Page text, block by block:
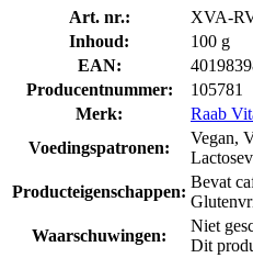
Art. nr.:
XVA-
Inhoud:
100 g
EAN:
Producentnummer:
105781
Merk:
Raab
Voedingspatronen:
Vegan,
Producteigenschappen:
Bevat
Waarschuwingen:
Niet
Dit